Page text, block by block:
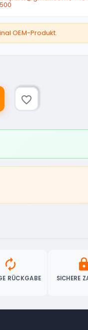
OEM-Produkt.
favorite_border
autorenew
RÜCKGABE SICHERE